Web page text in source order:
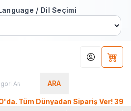
/ Dil Seçimi
ARA
Hesabım
Tüm Dünyadan Sipariş Ver! 39